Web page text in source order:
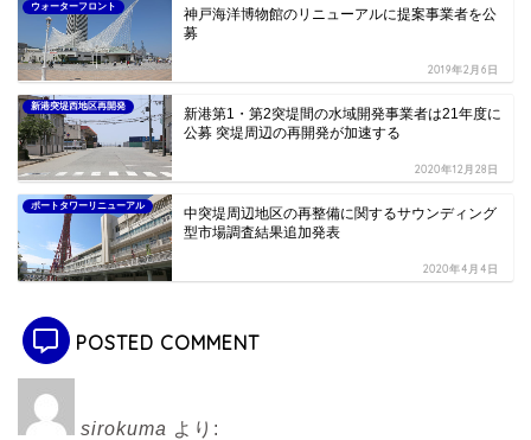
ウォーターフロント
神戸海洋博物館のリニューアルに提案事業者を公
募
2019年2月6日
新港突堤西地区再開発
新港第1・第2突堤間の水域開発事業者は21年度に
公募 突堤周辺の再開発が加速する
2020年12月28日
ポートタワーリニューアル
中突堤周辺地区の再整備に関するサウンディング
型市場調査結果追加発表
2020年4月4日
POSTED COMMENT
sirokuma より: